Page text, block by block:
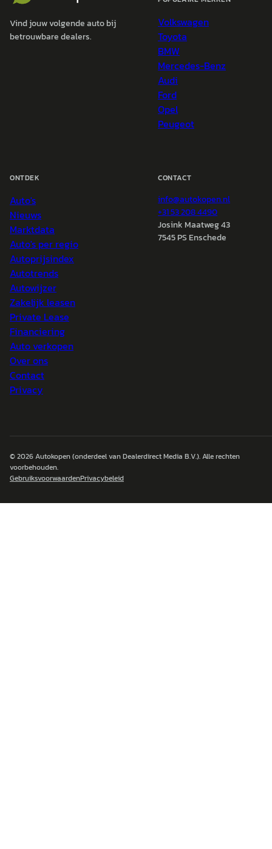
Vind jouw volgende auto bij
betrouwbare dealers.
Volkswagen
Toyota
BMW
Mercedes-Benz
Audi
Ford
Opel
Peugeot
ONTDEK
Auto's
Nieuws
Marktdata
Auto's per regio
Autoprijsindex
Autotrends
Autowijzer
Zakelijk leasen
Private Lease
Financiering
Auto verkopen
Over ons
Contact
Privacy
CONTACT
info@autokopen.nl
+31 53 208 4490
Josink Maatweg 43
7545 PS Enschede
© 2026Autokopen(onderdeel van Dealerdirect Media B.V.). Alle rechten
voorbehouden.
GebruiksvoorwaardenPrivacybeleid